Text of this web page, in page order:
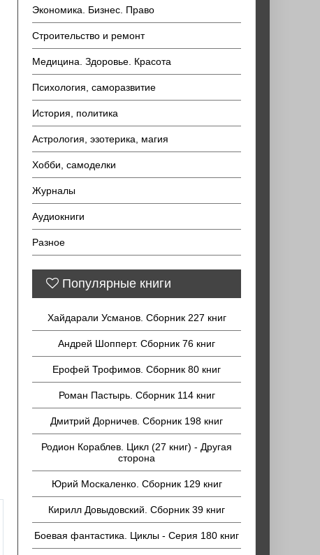
Экономика. Бизнес. Право
Строительство и ремонт
Медицина. Здоровье. Красота
Психология, саморазвитие
История, политика
Астрология, эзотерика, магия
Хобби, самоделки
Журналы
Аудиокниги
Разное
Популярные книги
Хайдарали Усманов. Сборник 227 книг
Андрей Шопперт. Сборник 76 книг
Ерофей Трофимов. Сборник 80 книг
Роман Пастырь. Сборник 114 книг
Дмитрий Дорничев. Сборник 198 книг
Родион Кораблев. Цикл (27 книг) - Другая
сторона
Юрий Москаленко. Сборник 129 книг
Кирилл Довыдовский. Сборник 39 книг
Боевая фантастика. Циклы - Серия 180 книг